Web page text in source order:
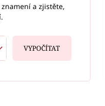
znamení a zjistěte,
VYPOČÍTAT